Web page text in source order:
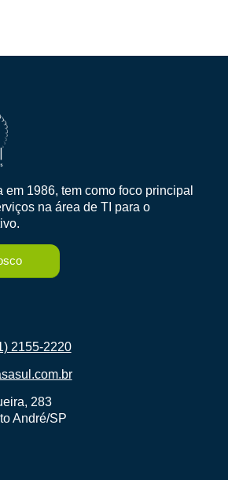
em 1986, tem como foco principal
na área de TI para o
2155-2220
283
André/SP